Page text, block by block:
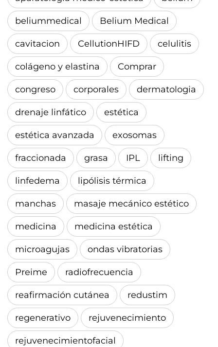
beliummedical Belium Medical
cavitacion CellutionHIFD celulitis
colágeno y elastina Comprar
congreso corporales dermatologia
drenaje linfático estética
estética avanzada exosomas
fraccionada grasa IPL lifting
linfedema lipólisis térmica
manchas masaje mecánico estético
medicina medicina estética
microagujas ondas vibratorias
Preime radiofrecuencia
reafirmación cutánea redustim
regenerativo rejuvenecimiento
rejuvenecimientofacial